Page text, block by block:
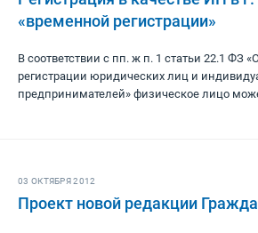
«временной регистрации»
В соответствии с пп. ж п. 1 статьи 22.1 ФЗ
регистрации юридических лиц и
предпринимателей» физическое лицо
03 ОКТЯБРЯ 2012
Проект новой редакции